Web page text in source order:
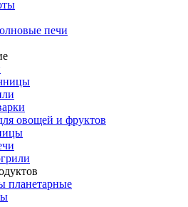
печи
овощей и фруктов
планетарные